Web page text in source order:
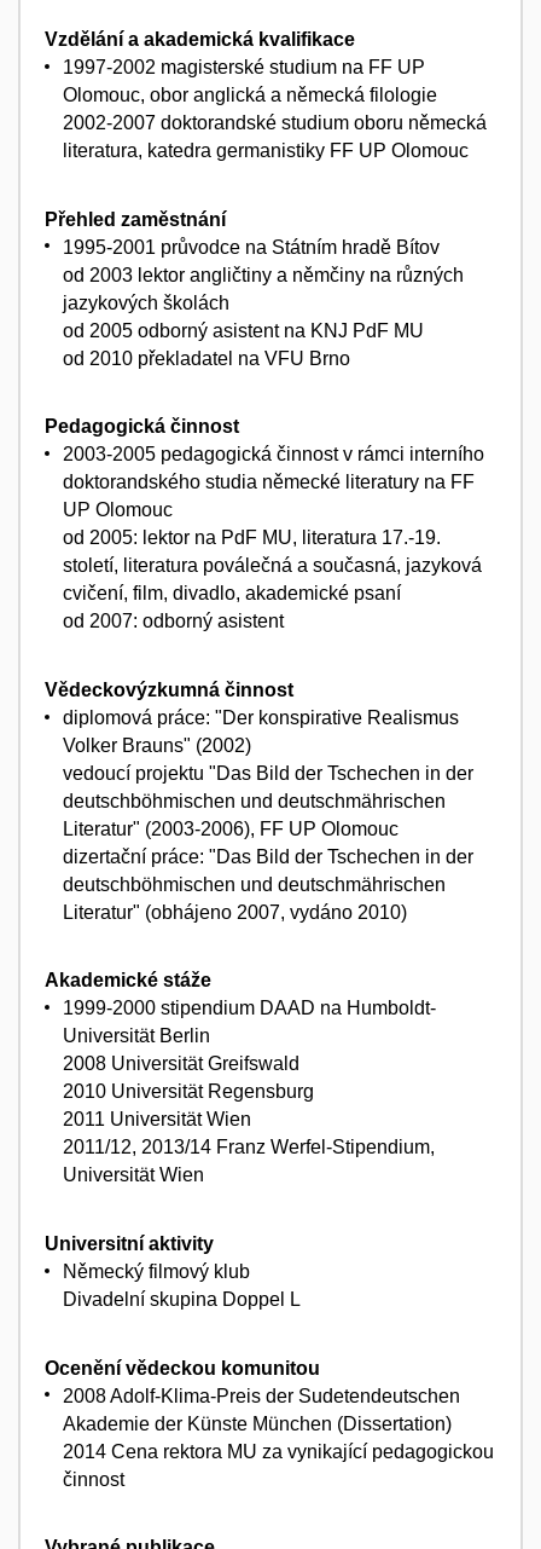
Vzdělání a akademická kvalifikace
1997-2002 magisterské studium na FF UP
Olomouc, obor anglická a německá filologie
2002-2007 doktorandské studium oboru německá
literatura, katedra germanistiky FF UP Olomouc
Přehled zaměstnání
1995-2001 průvodce na Státním hradě Bítov
od 2003 lektor angličtiny a němčiny na různých
jazykových školách
od 2005 odborný asistent na KNJ PdF MU
od 2010 překladatel na VFU Brno
Pedagogická činnost
2003-2005 pedagogická činnost v rámci interního
doktorandského studia německé literatury na FF
UP Olomouc
od 2005: lektor na PdF MU, literatura 17.-19.
století, literatura poválečná a současná, jazyková
cvičení, film, divadlo, akademické psaní
od 2007: odborný asistent
Vědeckovýzkumná činnost
diplomová práce: "Der konspirative Realismus
Volker Brauns" (2002)
vedoucí projektu "Das Bild der Tschechen in der
deutschböhmischen und deutschmährischen
Literatur" (2003-2006), FF UP Olomouc
dizertační práce: "Das Bild der Tschechen in der
deutschböhmischen und deutschmährischen
Literatur" (obhájeno 2007, vydáno 2010)
Akademické stáže
1999-2000 stipendium DAAD na Humboldt-
Universität Berlin
2008 Universität Greifswald
2010 Universität Regensburg
2011 Universität Wien
2011/12, 2013/14 Franz Werfel-Stipendium,
Universität Wien
Universitní aktivity
Německý filmový klub
Divadelní skupina Doppel L
Ocenění vědeckou komunitou
2008 Adolf-Klima-Preis der Sudetendeutschen
Akademie der Künste München (Dissertation)
2014 Cena rektora MU za vynikající pedagogickou
činnost